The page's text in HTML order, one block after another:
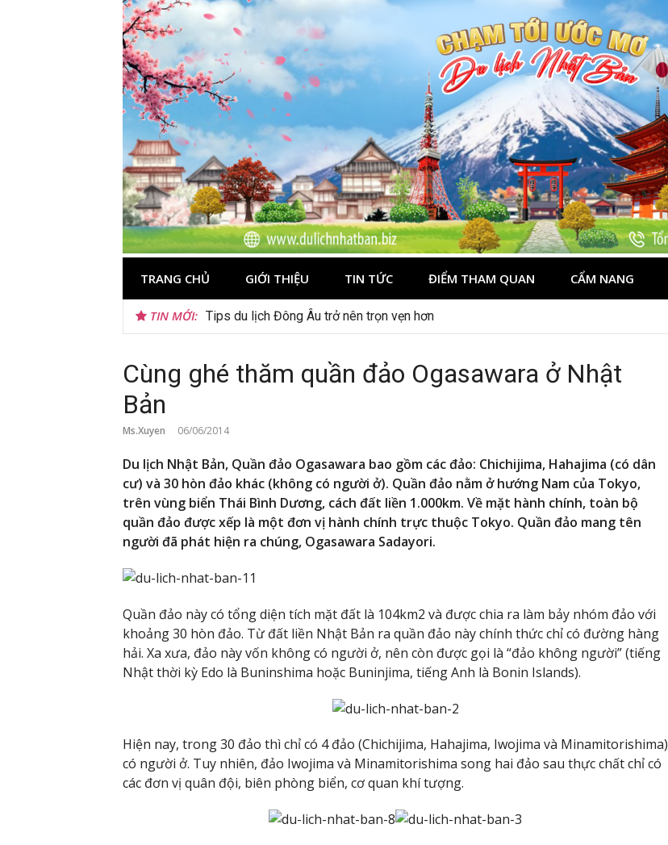
TRANG CHỦ GIỚI THIỆU TIN TỨC ĐIỂM THAM QUAN CẨM NANG
TIN MỚI: Tips du lịch Đông Âu trở nên trọn vẹn hơn
Cùng ghé thăm quần đảo Ogasawara ở Nhật
Bản
Ms.Xuyen 06/06/2014
Du lịch Nhật Bản, Quần đảo Ogasawara bao gồm các đảo: Chichijima, Hahajima (có dân
cư) và 30 hòn đảo khác (không có người ở). Quần đảo nằm ở hướng Nam của Tokyo,
trên vùng biển Thái Bình Dương, cách đất liền 1.000km. Về mặt hành chính, toàn bộ
quần đảo được xếp là một đơn vị hành chính trực thuộc Tokyo. Quần đảo mang tên
người đã phát hiện ra chúng, Ogasawara Sadayori.
Quần đảo này có tổng diện tích mặt đất là 104km2 và được chia ra làm bảy nhóm đảo với
khoảng 30 hòn đảo. Từ đất liền Nhật Bản ra quần đảo này chính thức chỉ có đường hàng
hải. Xa xưa, đảo này vốn không có người ở, nên còn được gọi là “đảo không người” (tiếng
Nhật thời kỳ Edo là Buninshima hoặc Buninjima, tiếng Anh là Bonin Islands).
Hiện nay, trong 30 đảo thì chỉ có 4 đảo (Chichijima, Hahajima, Iwojima và Minamitorishima)
có người ở. Tuy nhiên, đảo Iwojima và Minamitorishima song hai đảo sau thực chất chỉ có
các đơn vị quân đội, biên phòng biển, cơ quan khí tượng.